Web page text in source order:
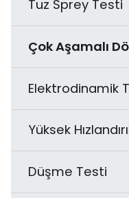
Tuz Sprey Testi
Çok Aşamalı
Elektrodinamik
Yüksek
Düşme Testi